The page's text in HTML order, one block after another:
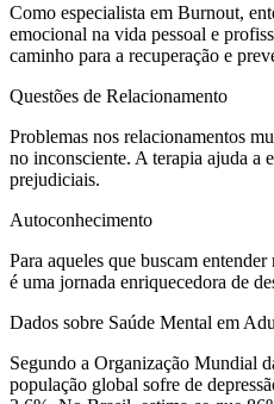
Como especialista em Burnout,
emocional na vida pessoal e
caminho para a recuperação e
Questões de Relacionamento
Problemas nos relacionamentos
no inconsciente. A terapia ajuda a
prejudiciais.
Autoconhecimento
Para aqueles que buscam
é uma jornada enriquecedora de
Dados sobre Saúde Mental em
Segundo a Organização Mundial
população global sofre de